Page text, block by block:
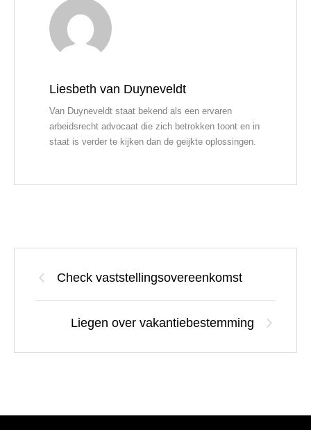
Liesbeth van Duyneveldt
Van Duyneveldt staat bekend als een ervaren
arbeidsrecht advocaat die zich betrokken toont en in
staat is verder te kijken dan de geijkte oplossingen.
Check vaststellingsovereenkomst
Liegen over vakantiebestemming